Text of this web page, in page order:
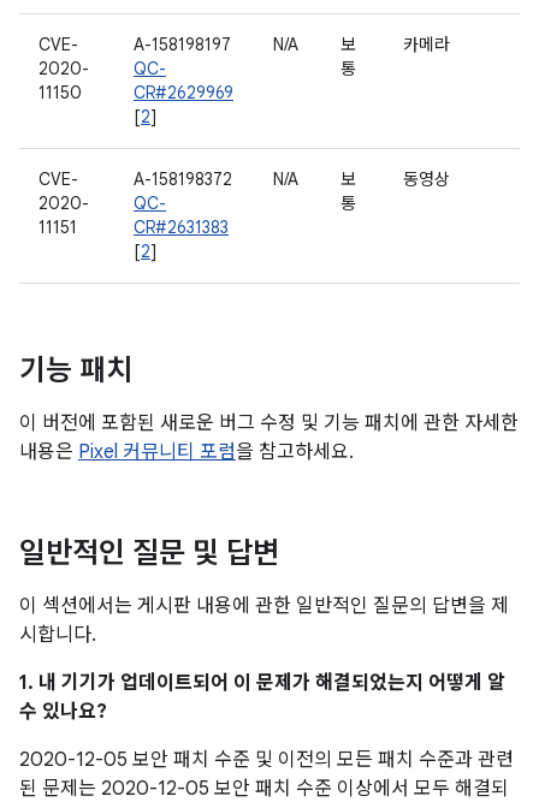
CVE-
2020-
11150
A-158198197
QC-
CR#2629969
[2]
N/A
보
통
카메라
CVE-
2020-
11151
A-158198372
QC-
CR#2631383
[2]
N/A
보
통
동영상
기능 패치
이 버전에 포함된 새로운 버그 수정 및 기능 패치에 관한 자세한
내용은 Pixel 커뮤니티 포럼을 참고하세요.
일반적인 질문 및 답변
이 섹션에서는 게시판 내용에 관한 일반적인 질문의 답변을 제
시합니다.
1. 내 기기가 업데이트되어 이 문제가 해결되었는지 어떻게 알
수 있나요?
2020-12-05 보안 패치 수준 및 이전의 모든 패치 수준과 관련
된 문제는 2020-12-05 보안 패치 수준 이상에서 모두 해결되